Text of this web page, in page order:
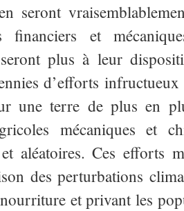
seront
financiers et
plus à leur
d’efforts
une terre de plus en
mécaniques et
aléatoires. Ces efforts
des perturbations
et privant les